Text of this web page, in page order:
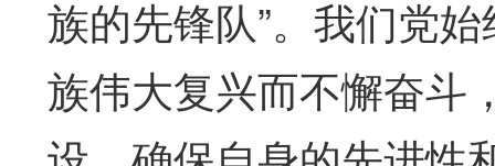
族的先锋队”。我们党
族伟大复兴而不懈奋斗